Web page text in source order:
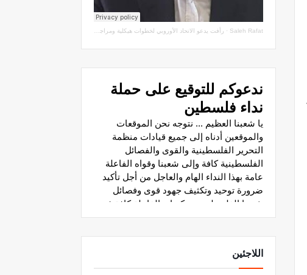
Saleh Rafat
· رأفت يدعو الاتحاد الأوروبي لخطوات هيكلية ومراجعة اتفاقيات الشراكة مع سلطة الاحتلال
اللاجئين